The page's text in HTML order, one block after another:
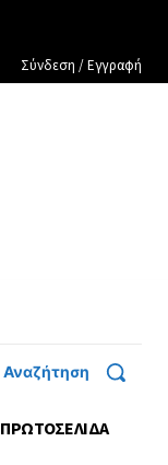
Σύνδεση / Εγγραφή
Αναζήτηση
ΠΡΩΤΟΣΈΛΙΔΑ